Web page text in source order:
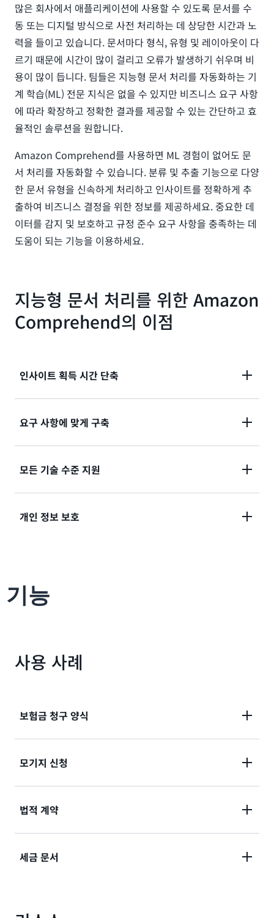
많은 회사에서 애플리케이션에 사용할 수 있도록 문서를 수
동 또는 디지털 방식으로 사전 처리하는 데 상당한 시간과 노
력을 들이고 있습니다. 문서마다 형식, 유형 및 레이아웃이 다
르기 때문에 시간이 많이 걸리고 오류가 발생하기 쉬우며 비
용이 많이 듭니다. 팀들은 지능형 문서 처리를 자동화하는 기
계 학습(ML) 전문 지식은 없을 수 있지만 비즈니스 요구 사항
에 따라 확장하고 정확한 결과를 제공할 수 있는 간단하고 효
율적인 솔루션을 원합니다.
Amazon Comprehend를 사용하면 ML 경험이 없어도 문
서 처리를 자동화할 수 있습니다. 분류 및 추출 기능으로 다양
한 문서 유형을 신속하게 처리하고 인사이트를 정확하게 추
출하여 비즈니스 결정을 위한 정보를 제공하세요. 중요한 데
이터를 감지 및 보호하고 규정 준수 요구 사항을 충족하는 데
도움이 되는 기능을 이용하세요.
지능형 문서 처리를 위한 Amazon
Comprehend의 이점
인사이트 획득 시간 단축
를 추출할 수 있습니다.
요구 사항에 맞게 구축
비즈니스 요구 사항에 맞는 사용자 지정 모델을 생성할
수 있습니다.
모든 기술 수준 지원
규모로 모델을 관리할 수 있습니다.
개인 정보 보호
기능
사용 사례
보험금 청구 양식
청구 처리에 필요한 정확한 인사이트 제공을 위해 의료
모기지 신청
신용 평가 및 인수를 위해 손익계산서, 신원 확인 및 기타
법적 계약
법적 계약 처리를 자동화하고, 위험도가 높은 문서를 분
세금 문서